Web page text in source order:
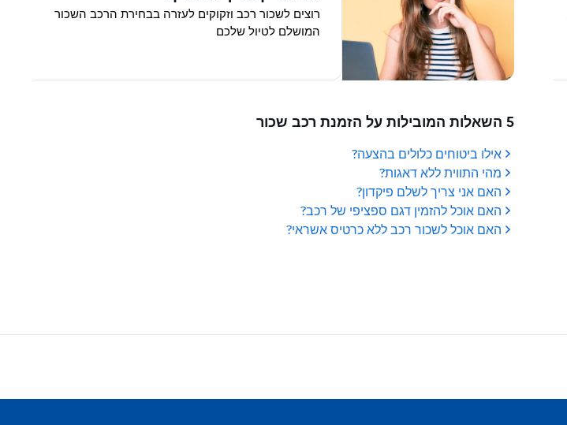
רוצים לשכור רכב וזקוקים לעזרה בבחירת הרכב השכור
המושלם לטיול שלכם
5 השאלות המובילות על הזמנת רכב שכור
אילו ביטוחים כלולים בהצעה?
מהי התווית ללא דאגות?
האם אני צריך לשלם פיקדון?
האם אוכל להזמין דגם ספציפי של רכב?
האם אוכל לשכור רכב ללא כרטיס אשראי?